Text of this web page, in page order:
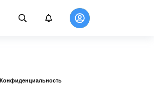
Конфиденциальность